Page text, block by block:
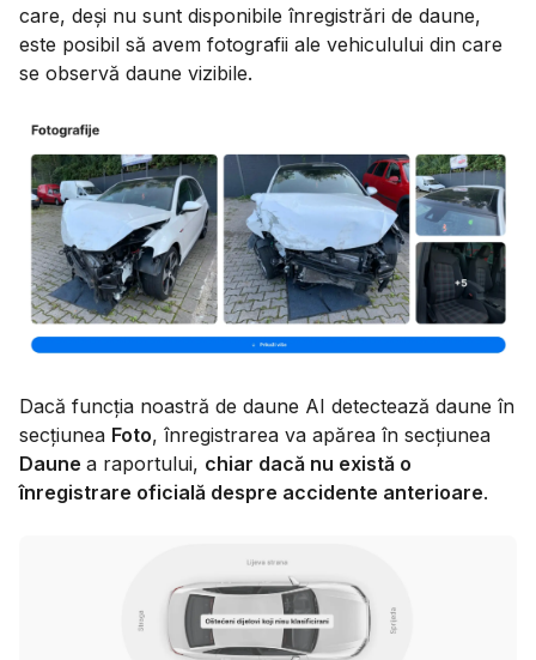
care, deși nu sunt disponibile înregistrări de daune,
este posibil să avem fotografii ale vehiculului din care
se observă daune vizibile.
Dacă funcția noastră de daune AI detectează daune în
secțiunea Foto, înregistrarea va apărea în secțiunea
Daune a raportului, chiar dacă nu există o
înregistrare oficială despre accidente anterioare.